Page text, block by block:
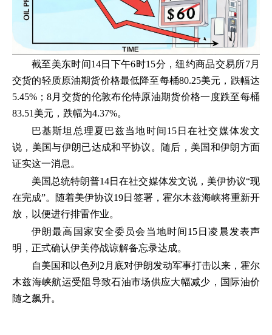
截至美东时间14日下午6时15分，纽约商品交易所7月
交货的轻质原油期货价格最低降至每桶80.25美元，跌幅达
5.45%；8月交货的伦敦布伦特原油期货价格一度跌至每桶
83.51美元，跌幅为4.37%。
巴基斯坦总理夏巴兹当地时间15日在社交媒体发文
说，美国与伊朗已达成和平协议。随后，美国和伊朗方面
证实这一消息。
美国总统特朗普14日在社交媒体发文说，美伊协议“现
在完成”。随着美伊协议19日签署，霍尔木兹海峡将重新开
放，以便进行排雷作业。
伊朗最高国家安全委员会当地时间15日凌晨发表声
明，正式确认伊美停战谅解备忘录达成。
自美国和以色列2月底对伊朗发动军事打击以来，霍尔
木兹海峡航运受阻导致石油市场供应大幅减少，国际油价
随之飙升。